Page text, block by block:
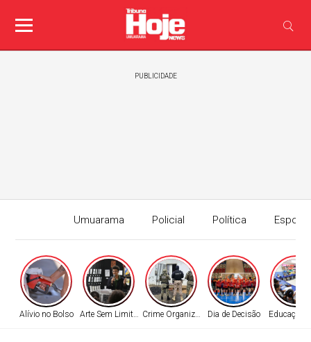
PUBLICIDADE
Umuarama Policial Política
Edição
Alívio no Bolso Arte Sem Limites Crime OrganizadoDia de Decisão Educação